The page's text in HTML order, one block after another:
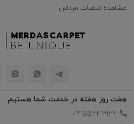
مشاهده شعبات مرداس
هفت روز هفته در خدمت شما هستیم
03155446932